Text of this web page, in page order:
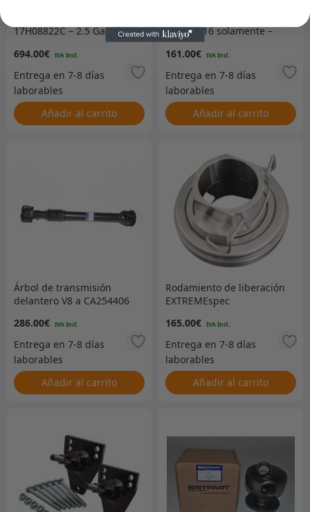
17H08822C – 2.5 Gasolina
694.00€
Añadir al carrito
235/70R16 solamente –
235/70R16EHT
161.00€
Añadir al carrito
Árbol de transmisión
delantero V8 a CA254406
286.00€
Añadir al carrito
Rodamiento de liberación
EXTREMEspec
165.00€
Añadir al carrito